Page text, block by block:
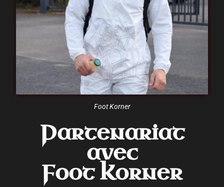
Foot Korner
Partenariat
avec
Foot Korner